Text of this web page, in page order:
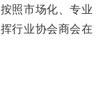
照市场化、专业
行业协会商会在